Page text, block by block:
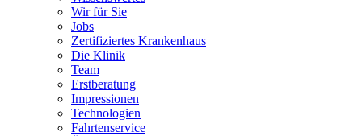
Wir für Sie
Jobs
Zertifiziertes Krankenhaus
Die Klinik
Team
Erstberatung
Impressionen
Technologien
Fahrtenservice